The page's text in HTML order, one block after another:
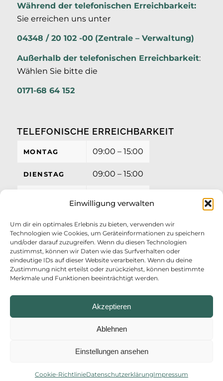
Einwilligung verwalten
Um dir ein optimales Erlebnis zu bieten, verwenden wir
Technologien wie Cookies, um Geräteinformationen zu speichern
und/oder darauf zuzugreifen. Wenn du diesen Technologien
zustimmst, können wir Daten wie das Surfverhalten oder
eindeutige IDs auf dieser Website verarbeiten. Wenn du deine
Zustimmung nicht erteilst oder zurückziehst, können bestimmte
Merkmale und Funktionen beeinträchtigt werden.
Akzeptieren
Ablehnen
Einstellungen ansehen
Cookie-RichtlinieDatenschutzerklärungImpressum
Während der telefonischen Erreichbarkeit:
Sie erreichen uns unter
04348 / 20 102 -00 (Zentrale – Verwaltung)
Außerhalb der telefonischen Erreichbarkeit:
Wählen Sie bitte die
0171-68 64 152
TELEFONISCHE ERREICHBARKEIT
MONTAG 09:00 – 15:00
DIENSTAG 09:00 – 15:00
FREITAG 09:00 – 12:00
© Copyright - AZV Ostufer Kieler Förde
Erklärung zur Barrierefreiheit Anmelden
Cookie-Richtlinie (EU)